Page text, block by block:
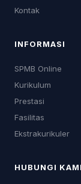
Kontak
INFORMASI
SPMB Online
Kurikulum
Prestasi
Fasilitas
Ekstrakurikuler
HUBUNGI KAMI